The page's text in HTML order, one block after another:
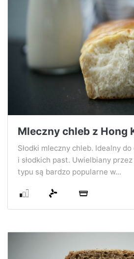
Mleczny chleb z Hong
Słodki mleczny chleb. Idealny
i słodkich past. Uwielbiany
typu są bardzo popularne w...